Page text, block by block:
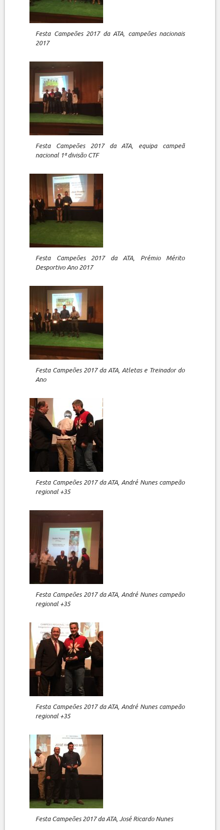
Festa Campeões 2017 da ATA, campeões nacionais
2017
Festa Campeões 2017 da ATA, equipa campeã
nacional 1ª divisão CTF
Festa Campeões 2017 da ATA, Prémio Mérito
Desportivo Ano 2017
Festa Campeões 2017 da ATA, Atletas e Treinador do
Ano
Festa Campeões 2017 da ATA, André Nunes campeão
regional +35
Festa Campeões 2017 da ATA, André Nunes campeão
regional +35
Festa Campeões 2017 da ATA, André Nunes campeão
regional +35
Festa Campeões 2017 da ATA, José Ricardo Nunes